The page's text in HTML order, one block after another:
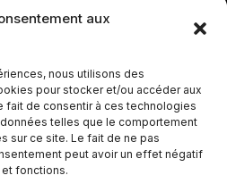
aux
nous utilisons des
pour stocker et/ou accéder aux
fait de consentir à ces technologies
telles que le comportement
sur ce site. Le fait de ne pas
peut avoir un effet négatif
fonctions.
plus de 15 ans dans la
Nous proposons
gamme de soins sur
avec les
de cosmétiques.